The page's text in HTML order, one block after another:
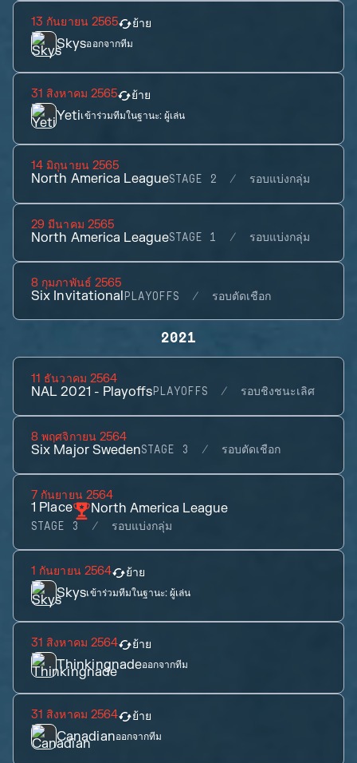
13 กันยายน 2565 ย้าย
Skysออกจากทีม
31 สิงหาคม 2565 ย้าย
Yetiเข้าร่วมทีมในฐานะ: ผู้เล่น
14 มิถุนายน 2565
North America LeagueSTAGE 2 รอบแบ่งกลุ่ม
29 มีนาคม 2565
North America LeagueSTAGE 1 รอบแบ่งกลุ่ม
8 กุมภาพันธ์ 2565
Six Invitational PLAYOFFS รอบตัดเชือก
2021
11 ธันวาคม 2564
NAL 2021 - PlayoffsPLAYOFFS รอบชิงชนะเลิศ
8 พฤศจิกายน 2564
Six Major SwedenSTAGE 3 รอบตัดเชือก
7 กันยายน 2564
1 Place North America League
STAGE 3 รอบแบ่งกลุ่ม
1 กันยายน 2564 ย้าย
Skysเข้าร่วมทีมในฐานะ: ผู้เล่น
31 สิงหาคม 2564 ย้าย
Thinkingnadeออกจากทีม
31 สิงหาคม 2564 ย้าย
Canadianออกจากทีม